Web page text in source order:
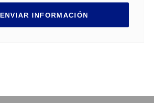
ENVIAR INFORMACIÓN